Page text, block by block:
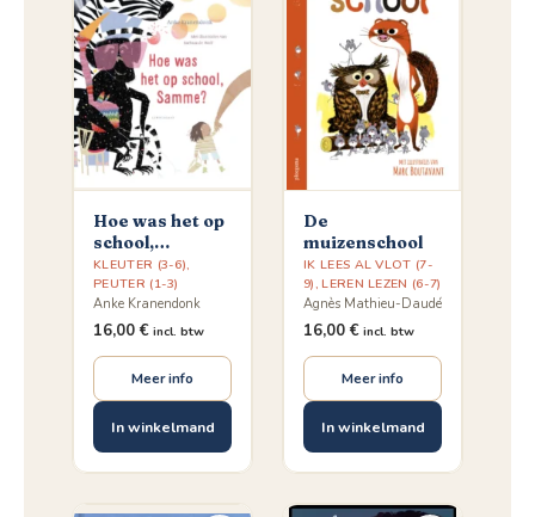
Hoe was het op
school,
Samme?
KLEUTER (3-6),
PEUTER (1-3)
Anke Kranendonk
16,00 € incl. btw
Meer info
In winkelmand
De
muizenschool
IK LEES AL VLOT (7-
9), LEREN LEZEN (6-7)
Agnès Mathieu-Daudé
16,00 € incl. btw
Meer info
In winkelmand